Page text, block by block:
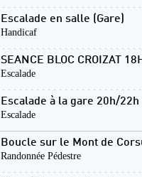
Escalade en salle (Gare)
Handicaf
SEANCE BLOC CROIZAT
Escalade
Escalade à la gare 20h/22h
Escalade
Boucle sur le Mont de
Randonnée Pédestre